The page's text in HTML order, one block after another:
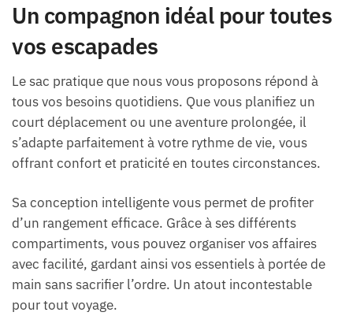
Un compagnon idéal pour toutes
vos escapades
Le sac pratique que nous vous proposons répond à
tous vos besoins quotidiens. Que vous planifiez un
court déplacement ou une aventure prolongée, il
s’adapte parfaitement à votre rythme de vie, vous
offrant confort et praticité en toutes circonstances.
Sa conception intelligente vous permet de profiter
d’un rangement efficace. Grâce à ses différents
compartiments, vous pouvez organiser vos affaires
avec facilité, gardant ainsi vos essentiels à portée de
main sans sacrifier l’ordre. Un atout incontestable
pour tout voyage.